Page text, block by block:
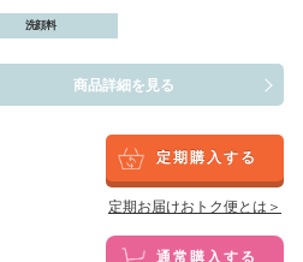
洗顔料
商品詳細を見る
定期購入する
定期お届けおトク便とは＞
通常購入する